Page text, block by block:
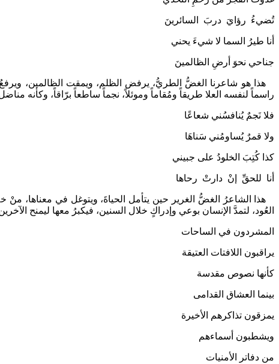
تُضيءُ رؤايَ دربَ السائرينَ
أنا طيرُ السما لا شيءَ يحني
جناحي نحوَ أرضِ الظالمينَ
هذا هو شاعرنا الغضُّ الطريُّ، يرفض الظلم، ويمقت الظالمين، ويرفعُ
راسماً لنفسه العلا طريقاً ومُقاماً وموئلاً، نجماً ساطعاً برّاقاً، وكأنه
فلا نَجمٌ يُنافسُني شعاعًا
ولا قمرٌ يُساومُني سَناهَا
كذا كُتِبَ الخلودُ على جبيني
أنا للحقِّ إنْ دارتْ رحاها
هذا الشاعرُ الغضُّ الغرير حين يتأمل الحياةَ، ويتوغل في معناها،
العُود، لتمدَّ الإنسان بوعي وإدراكٍ خلال السنين، فيكبرُ معها ليمنح
المشردون في الساحات
يراقبون اللافتات العتيقة
كأنها نصوص مقدسة
بينما العشاق القدامى
يمزقون تذاكرهم الأخيرة
ويشطبون أسماءهم
من دفاتر الأمنيات